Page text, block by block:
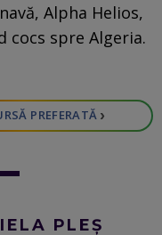
Alpha Helios,
spre Algeria.
PREFERATĂ ›
PLEȘ